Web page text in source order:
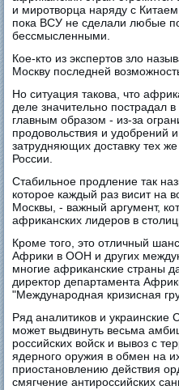
и миротворца наряду с
пока ВСУ не сделали любые
бессмысленными.
Кое-кто из экспертов зло
Москву последней
Но ситуация такова, что
деле значительно пострадал
главным образом - из-за
продовольствия и удобрений
затрудняющих доставку тех
России.
Стабильное продление так
которое каждый раз висит на
Москвы, - важный аргумент,
африканских лидеров в
Кроме того, это отличный
Африки в ООН и других
многие африканские страны
директор департамента
"Международная кризисная
Ряд аналитиков и украинские
может выдвинуть весьма
российских войск и вывоз с
ядерного оружия в обмен на
приостановлению действия
смягчение антироссийских